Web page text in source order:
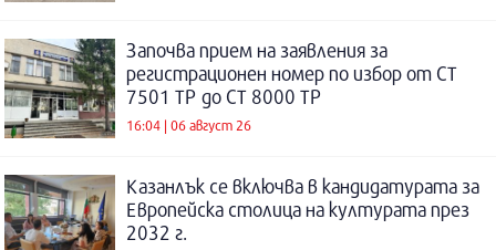
Започва прием на заявления за
регистрационен номер по избор от СТ
7501 ТР до СТ 8000 ТР
16:04 | 06 август 26
Казанлък се включва в кандидатурата за
Европейска столица на културата през
2032 г.